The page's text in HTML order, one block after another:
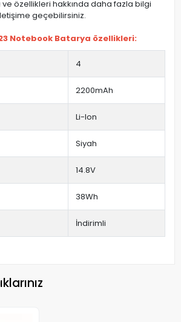
özellikleri hakkında daha fazla bilgi
geçebilirsiniz.
Notebook Batarya özellikleri:
4
2200mAh
Li-Ion
Siyah
14.8V
38Wh
İndirimli